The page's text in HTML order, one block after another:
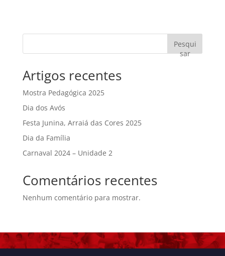
Pesqui
sar
Artigos recentes
Mostra Pedagógica 2025
Dia dos Avós
Festa Junina, Arraiá das Cores 2025
Dia da Família
Carnaval 2024 – Unidade 2
Comentários recentes
Nenhum comentário para mostrar.